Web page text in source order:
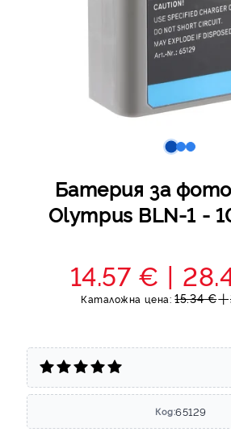
Батерия за
Olympus BLN-1 -
14.57 €
Каталожна цена: 15.34 €
Код:65129